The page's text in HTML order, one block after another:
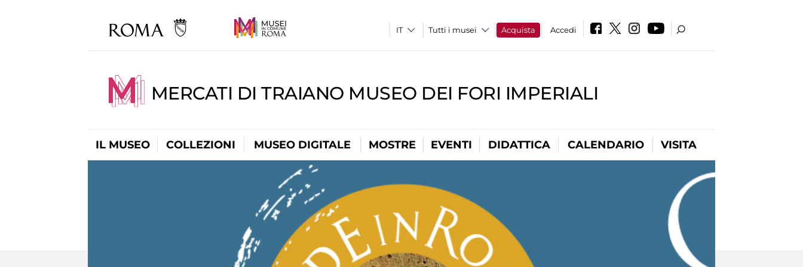
Tutti i musei Acquista Accedi
MERCATI DI TRAIANO MUSEO DEI FORI IMPERIALI
IL MUSEO COLLEZIONI MUSEO DIGITALE MOSTRE EVENTI DIDATTICA CALENDARIO VISITA